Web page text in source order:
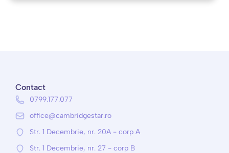
Contact
0799.177.077
office@cambridgestar.ro
Str. 1 Decembrie, nr. 20A - corp A
Str. 1 Decembrie, nr. 27 - corp B